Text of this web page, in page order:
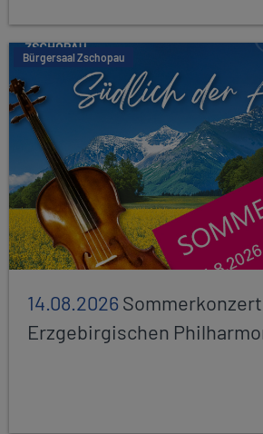
Bürgersaal Zschopau
14.08.2026
Erzgebirgischen